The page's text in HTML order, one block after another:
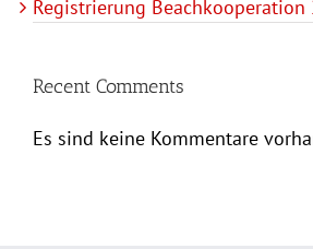
Registrierung
Recent Comments
Es sind keine Kommentare